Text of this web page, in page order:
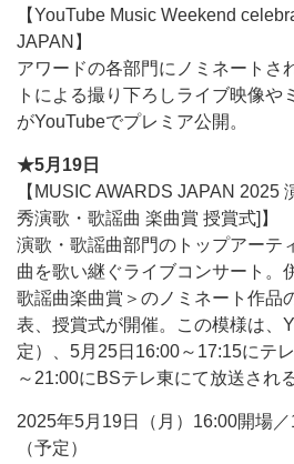
【YouTube Music Weekend
JAPAN】
アワードの各部門にノミネートさ
トによる撮り下ろしライブ映像や
がYouTubeでプレミア公開。
★5月19日
【MUSIC AWARDS JAPAN 2025
秀演歌・歌謡曲 楽曲賞 授賞式]】
演歌・歌謡曲部門のトップアーテ
曲を歌い継ぐライブコンサート。
歌謡曲楽曲賞＞のノミネート作品
表、授賞式が開催。この模様は、
定）、5月25日16:00～17:15にテ
～21:00にBSテレ東にて放送される
2025年5月19日（月）16:00開場
（予定）